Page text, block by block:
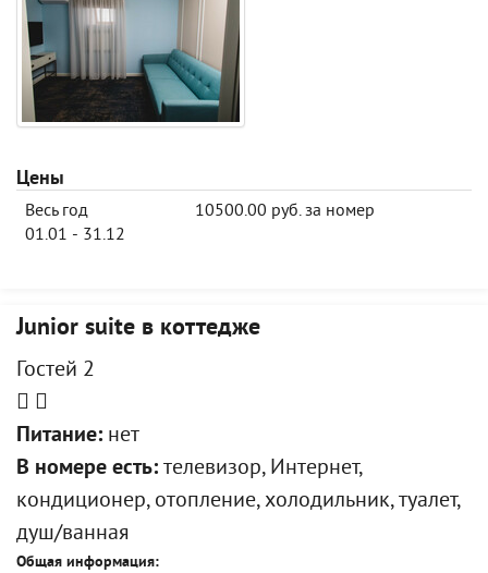
Цены
Весь год
01.01 - 31.12
10500.00 руб. за номер
Junior suite в коттедже
Гостей 2
Питание: нет
В номере есть: телевизор, Интернет,
кондиционер, отопление, холодильник, туалет,
душ/ванная
Общая информация: